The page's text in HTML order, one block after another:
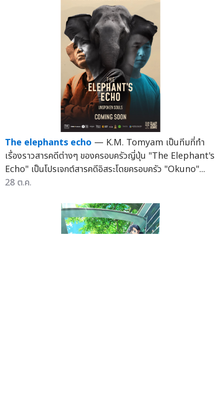
The elephants echo — K.M. Tomyam เป็นทีมที่ทำ
เรื่องราวสารคดีต่างๆ ของครอบครัวญี่ปุ่น "The Elephant's
Echo" เป็นโปรเจกต์สารคดีอิสระโดยครอบครัว "Okuno"...
28 ต.ค.